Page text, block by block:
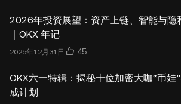
2026年投资展望：资产上链、智能与隐
｜OKX 年记
2025年12月31日 45
OKX六一特辑：揭秘十位加密大咖“币娃
成计划